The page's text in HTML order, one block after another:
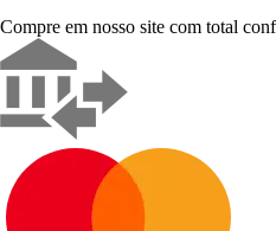
Compre em nosso site com total